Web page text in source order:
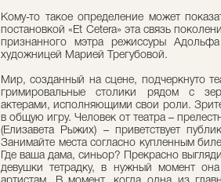
Кому-то такое определение может
постановкой «Et Cetera» эта связь
признанного мэтра режиссуры
художницей Марией Трегубовой.
Мир, созданный на сцене, подчеркнуто
гримировальные столики рядом с
актерами, исполняющими свои роли.
в общую игру. Человек от театра –
(Елизавета Рыжих) – приветствует
Занимайте места согласно купленным
Где ваша дама, синьор? Прекрасно
девушки тетрадку, в нужный момент